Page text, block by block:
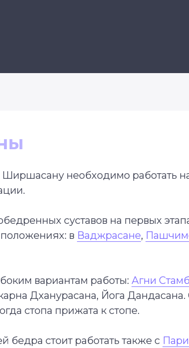
Ширшасану необходимо работать
суставов на первых
в Ваджрасане,
вариантам работы: Агни
Дханурасана, Йога
стопа прижата к стопе.
стоит работать также с